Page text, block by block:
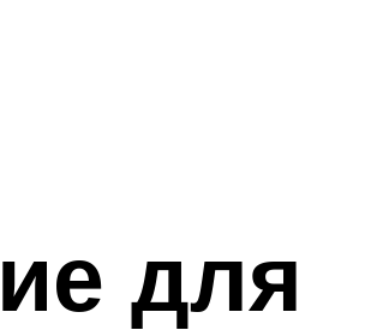
для